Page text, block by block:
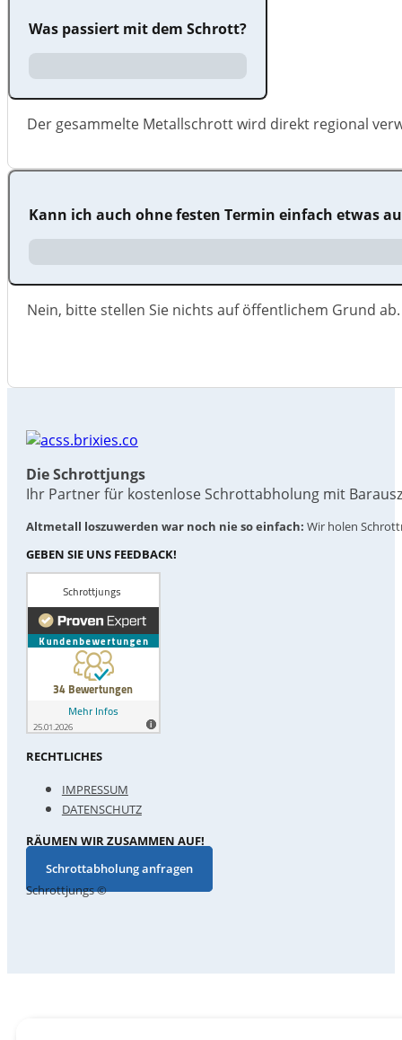
Was passiert mit dem Schrott?
Der gesammelte Metallschrott wird direkt regional
Kann ich auch ohne festen Termin einfach etwas
Nein, bitte stellen Sie nichts auf öffentlichem Grund
Die Schrottjungs
Ihr Partner für kostenlose Schrottabholung mit
Altmetall loszuwerden war noch nie so einfach: Wir holen
GEBEN SIE UNS FEEDBACK!
RECHTLICHES
IMPRESSUM
DATENSCHUTZ
RÄUMEN WIR ZUSAMMEN AUF!
Schrottabholung anfragen
Schrottjungs ©